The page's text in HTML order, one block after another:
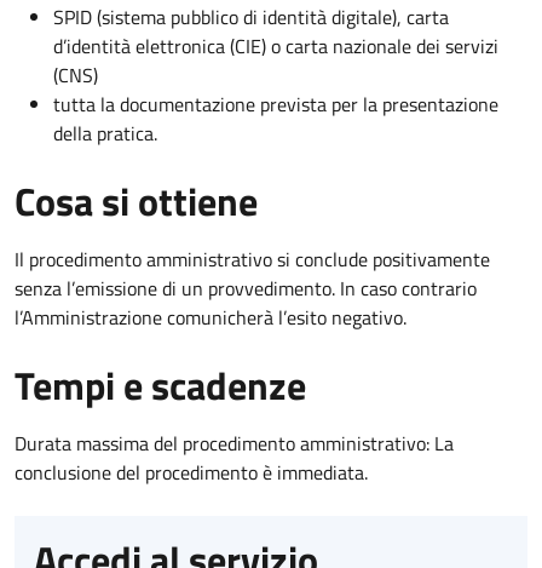
SPID (sistema pubblico di identità digitale), carta
d’identità elettronica (CIE) o carta nazionale dei servizi
(CNS)
tutta la documentazione prevista per la presentazione
della pratica.
Cosa si ottiene
Il procedimento amministrativo si conclude positivamente
senza l’emissione di un provvedimento. In caso contrario
l’Amministrazione comunicherà l’esito negativo.
Tempi e scadenze
Durata massima del procedimento amministrativo: La
conclusione del procedimento è immediata.